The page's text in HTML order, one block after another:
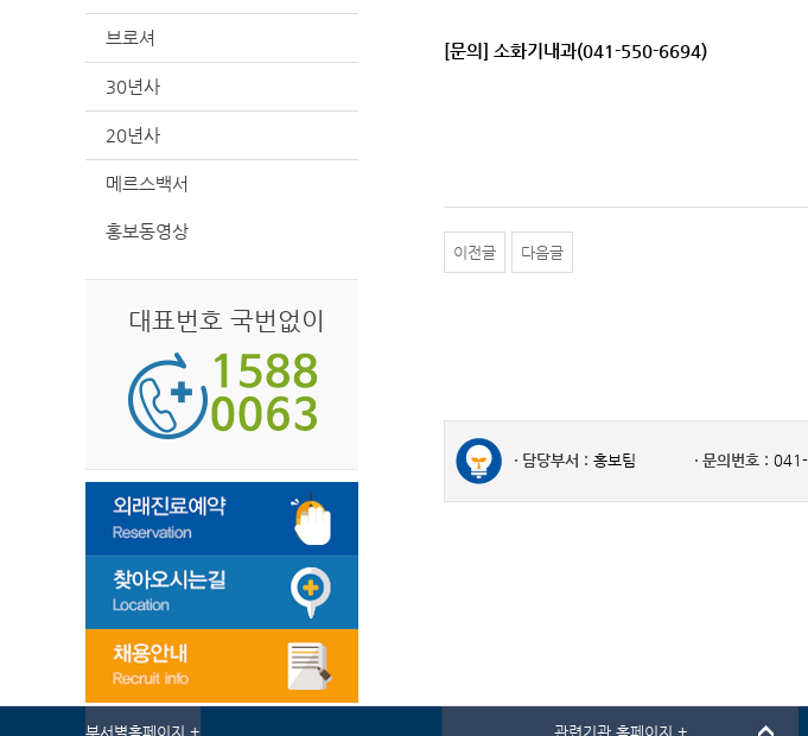
브로셔
30년사
20년사
메르스백서
홍보동영상
대표번호 국번없이
[문의] 소화기내과(041-550-6694)
이전글 다음글
담당부서 : 홍보팀 문의번호 :
부서별홈페이지 + 관련기관 홈페이지 +